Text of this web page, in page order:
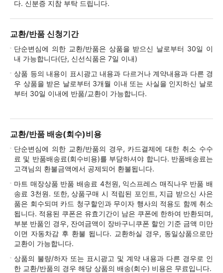
다. 신분증 지참 부탁 드립니다.
교환/반품 신청기간
단순변심에 의한 교환/반품은 상품을 받으신 날로부터 30일 이
내 가능합니다(단, 신선식품은 7일 이내)
상품 등의 내용이 표시광고 내용과 다르거나 계약내용과 다른 경
우 상품을 받은 날로부터 3개월 이내 또는 사실을 인지하신 날로
부터 30일 이내에 반품/교환이 가능합니다.
교환/반품 배송(회수)비용
단순변심에 의한 교환/반품의 경우, 카드결제에 대한 취소 수수
료 및 반품배송료(회수비용)를 부담하셔야 합니다. 반품배송료는
고객님의 환불금액에서 공제되어 환불됩니다.
마트 매장상품 반품 배송료 4천원, 익스프레스 매직나우 반품 배
송료 3천원. 또한, 상품구매 시 적립된 포인트, 지급 받으신 사은
품은 회수되며 카드 청구할인과 무이자 행사의 적용도 함께 취소
됩니다. 적용된 쿠폰은 유효기간이 남은 쿠폰에 한하여 반환되며,
부분 반품인 경우, 잔여금액이 장바구니쿠폰 할인 기준 금액 미만
이면 자동차감 후 환불 됩니다. 교환하실 경우, 동일상품으로만
교환이 가능합니다.
상품의 불량/하자 또는 표시광고 및 계약 내용과 다른 경우로 인
한 교환/반품의 경우 해당 상품의 배송(회수) 비용은 무료입니다.